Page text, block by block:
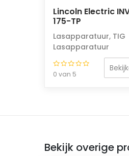
Lincoln Electric
175-TP
Lasapparatuur, TIG
Lasapparatuur
0 van 5
Bekijk overige